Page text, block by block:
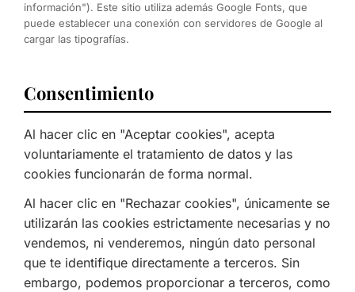
información"). Este sitio utiliza además Google Fonts, que
puede establecer una conexión con servidores de Google al
cargar las tipografías.
Consentimiento
Al hacer clic en "Aceptar cookies", acepta
voluntariamente el tratamiento de datos y las
cookies funcionarán de forma normal.
Al hacer clic en "Rechazar cookies", únicamente se
utilizarán las cookies estrictamente necesarias y no
vendemos, ni venderemos, ningún dato personal
que te identifique directamente a terceros. Sin
embargo, podemos proporcionar a terceros, como